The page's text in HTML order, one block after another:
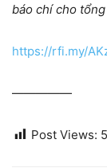
báo chí cho
https://rfi.my/
—————
Post Views: